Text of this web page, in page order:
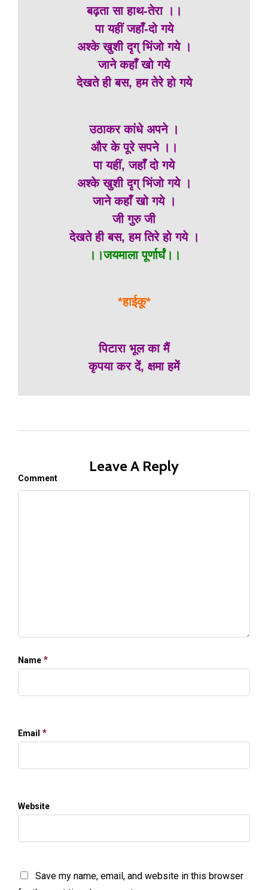
बढ़ता सा हाथ-तेरा ।।
पा यहीं जहाँ-दो गये
अश्के खुशी दृग् भिंजो गये ।
जाने कहाँ खो गये
देखते ही बस, हम तेरे हो गये
उठाकर कांधे अपने ।
और के पूरे सपने ।।
पा यहीं, जहाँ दो गये
अश्के खुशी दृग् भिंजो गये ।
जाने कहाँ खो गये ।
जी गुरु जी
देखते ही बस, हम तिरे हो गये ।
।।जयमाला पूर्णार्घं।।
*हाईकू*
पिटारा भूल का मैं
कृपया कर दें, क्षमा हमें
Leave A Reply
Comment
Name *
Email *
Website
Save my name, email, and website in this browser